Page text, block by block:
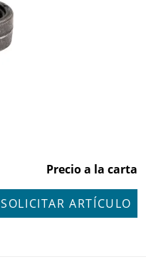
Precio a la carta
SOLICITAR ARTÍCULO